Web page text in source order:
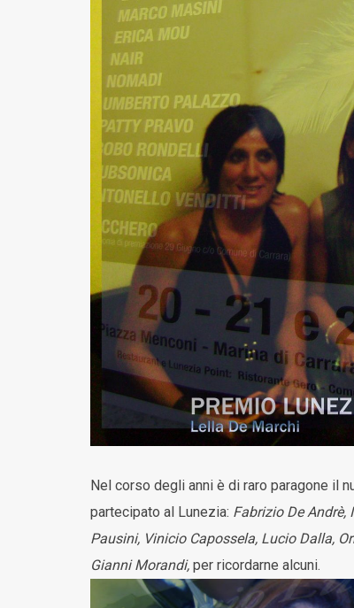
Nel corso degli anni è di raro paragone il
partecipato al Lunezia: Fabrizio De Andrè,
Pausini, Vinicio Capossela, Lucio Dalla,
Gianni Morandi, per ricordarne alcuni.